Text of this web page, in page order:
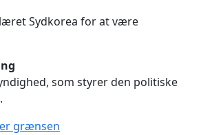
Sydkorea for at være
som styrer den politiske
grænsen